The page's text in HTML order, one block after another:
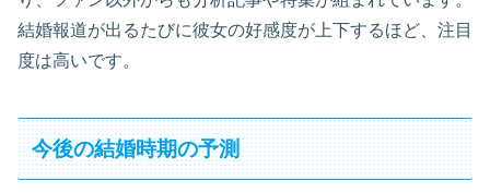
結婚報道が出るたびに彼女の好感度が上下するほど、注目
度は高いです。
今後の結婚時期の予測